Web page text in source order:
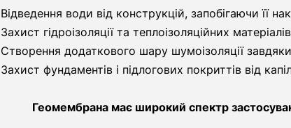
Відведення води від конструкцій, запобігаючи її
Захист гідроізоляції та теплоізоляційних
Створення додаткового шару шумоізоляції
Захист фундаментів і підлогових покриттів від
Геомембрана має широкий спектр